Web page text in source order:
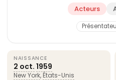
Acteurs
NAISSANCE
2 oct. 1959
New York, États-Unis